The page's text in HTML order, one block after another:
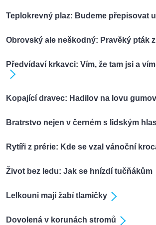
Teplokrevný plaz: Budeme přepisovat
Obrovský ale neškodný: Pravěký pták
Předvídaví krkavci: Vím, že tam jsi a
Kopající dravec: Hadilov na lovu
Bratrstvo nejen v černém s lidským
Rytíři z prérie: Kde se vzal vánoční
Život bez ledu: Jak se hnízdí tučňákům
Lelkouni mají žabí tlamičky
Dovolená v korunách stromů